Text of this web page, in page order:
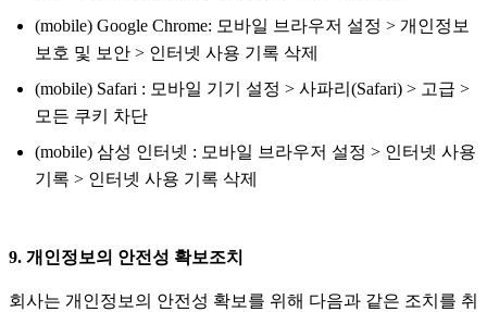
(mobile) Google Chrome: 모바일 브라우저 설정 > 개인정보
보호 및 보안 > 인터넷 사용 기록 삭제
(mobile) Safari : 모바일 기기 설정 > 사파리(Safari) > 고급 >
모든 쿠키 차단
(mobile) 삼성 인터넷 : 모바일 브라우저 설정 > 인터넷 사용
기록 > 인터넷 사용 기록 삭제
9. 개인정보의 안전성 확보조치
회사는 개인정보의 안전성 확보를 위해 다음과 같은 조치를 취